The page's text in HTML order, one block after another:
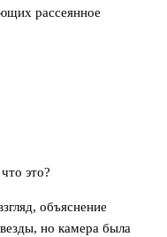
рассеянное
это?
объяснение
но камера была